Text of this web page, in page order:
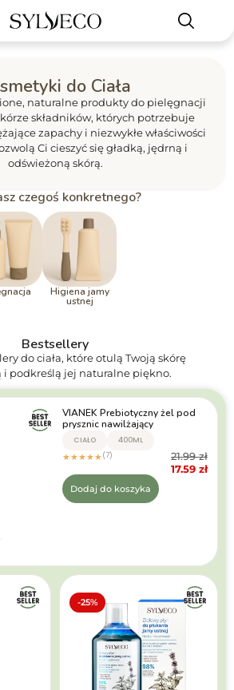
do Ciała
naturalne produkty do pielęgnacji
składników, których potrzebuje
zapachy i niezwykłe właściwości
Ci cieszyć się gładką, jędrną i
odświeżoną skórą.
czegoś konkretnego?
Higiena jamy
ustnej
Bestsellery
do ciała, które otulą Twoją skórę
i podkreślą jej naturalne piękno.
★★★★★(7) 21.99zł
17.59 zł
VIANEK Prebiotyczny żel pod
prysznic nawilżający
CIAŁO 400ML
Dodaj do koszyka
-25%